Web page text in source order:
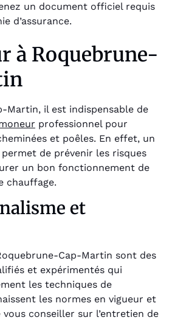
un document officiel requis
d’assurance.
à Roquebrune-
Martin, il est indispensable de
professionnel pour
et poêles. En effet, un
de prévenir les risques
un bon fonctionnement de
chauffage.
et
Cap-Martin sont des
et expérimentés qui
les techniques de
les normes en vigueur et
conseiller sur l’entretien de